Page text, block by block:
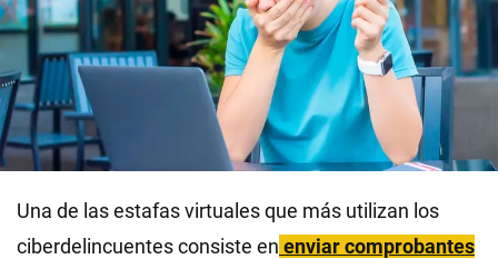
Una de las estafas virtuales que más utilizan los
ciberdelincuentes consiste en enviar comprobantes